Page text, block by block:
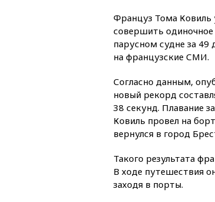
Француз Тома Ковиль
совершить
парусном судне за 49
на французские СМИ.
Согласно данным,
новый рекорд
38 секунд. Плавание
Ковиль провел на
вернулся в город
Такого результата
В ходе путешествия
заходя в порты.